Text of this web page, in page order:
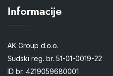
Informacije
AK Group d.o.o.
Sudski reg. br. 51-01-0019-22
ID br. 4219059680001